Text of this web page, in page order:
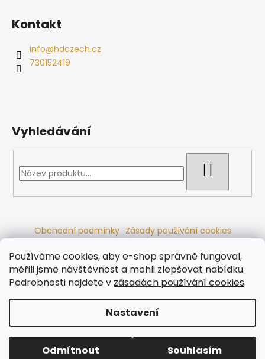
Používáme cookies, aby e-shop správně fungoval,
měřili jsme návštěvnost a mohli zlepšovat nabídku.
Podrobnosti najdete v zásadách používání cookies.
Nastavení
Odmítnout Souhlasím
Kontakt
info@hdczech.cz
730152419
Vyhledávání
Obchodní podmínky Zásady používání cookies
Ochrana osobních údajů Dřevěné sauny
Odstoupení od smlouvy Reklamační řád Kontakty
Koupací sudy
Radiátory
Copyright 2026Ráj saun. Všechna práva vyhrazena.
Upravit nastavení cookies